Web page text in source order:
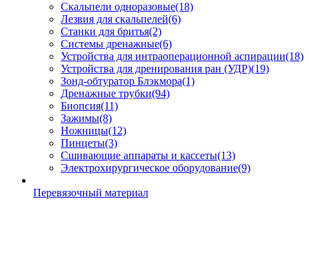
Скальпели одноразовые(18)
Лезвия для скальпелей(6)
Станки для бритья(2)
Системы дренажные(6)
Устройства для интраоперационной аспирации(18)
Устройства для дренирования ран (УДР)(19)
Зонд-обтуратор Блэкмора(1)
Дренажные трубки(94)
Биопсия(11)
Зажимы(8)
Ножницы(12)
Пинцеты(3)
Сшивающие аппараты и кассеты(13)
Электрохирургическое оборудование(9)
Перевязочный материал